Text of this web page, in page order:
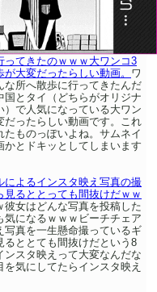
ってきたのｗｗｗ大ワンコ3
大変だったらしい動画。 ワ
な所へ散歩に行ってきたんだ
国とタイ（どちらがオリジナ
）で人気になっている大ワン
だったらしい動画です。これ
たものっぽいよね。サムネイ
かとドキッとしてしまいます
によるインスタ映え写真の撮
見るととっても間抜けだｗｗ
彼女はどんな写真を投稿した
気になるｗｗｗビーチチェア
写真を一生懸命撮っているギ
るととても間抜けだという8
ンスタ映えって大変なんだな
を気にしてたらインスタ映え